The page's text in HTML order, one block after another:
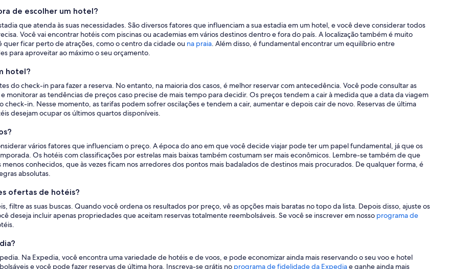
de escolher um hotel?
que atenda às suas necessidades. São diversos fatores que influenciam a sua estadia em um hotel, e você deve considerar todos
Você vai encontrar hotéis com piscinas ou academias em vários destinos dentro e fora do país. A localização também é muito
quer ficar perto de atrações, como o centro da cidade ou na praia. Além disso, é fundamental encontrar um equilíbrio entre
para aproveitar ao máximo o seu orçamento.
hotel?
do check-in para fazer a reserva. No entanto, na maioria dos casos, é melhor reservar com antecedência. Você pode consultar as
monitorar as tendências de preços caso precise de mais tempo para decidir. Os preços tendem a cair à medida que a data da viagem
check-in. Nesse momento, as tarifas podem sofrer oscilações e tendem a cair, aumentar e depois cair de novo. Reservas de última
desejam ocupar os últimos quartos disponíveis.
vários fatores que influenciam o preço. A época do ano em que você decide viajar pode ter um papel fundamental, já que os
Os hotéis com classificações por estrelas mais baixas também costumam ser mais econômicos. Lembre-se também de que
conhecidos, que às vezes ficam nos arredores dos pontos mais badalados de destinos mais procurados. De qualquer forma, é
absolutas.
ofertas de hotéis?
filtre as suas buscas. Quando você ordena os resultados por preço, vê as opções mais baratas no topo da lista. Depois disso, ajuste os
deseja incluir apenas propriedades que aceitam reservas totalmente reembolsáveis. Se você se inscrever em nosso programa de
Na Expedia, você encontra uma variedade de hotéis e de voos, e pode economizar ainda mais reservando o seu voo e hotel
e você pode fazer reservas de última hora. Inscreva-se grátis no programa de fidelidade da Expediae ganhe ainda mais